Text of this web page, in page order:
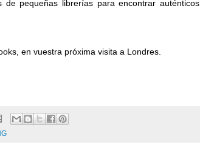
pequeñas librerías para encontrar auténticos
en vuestra próxima visita a Londres.